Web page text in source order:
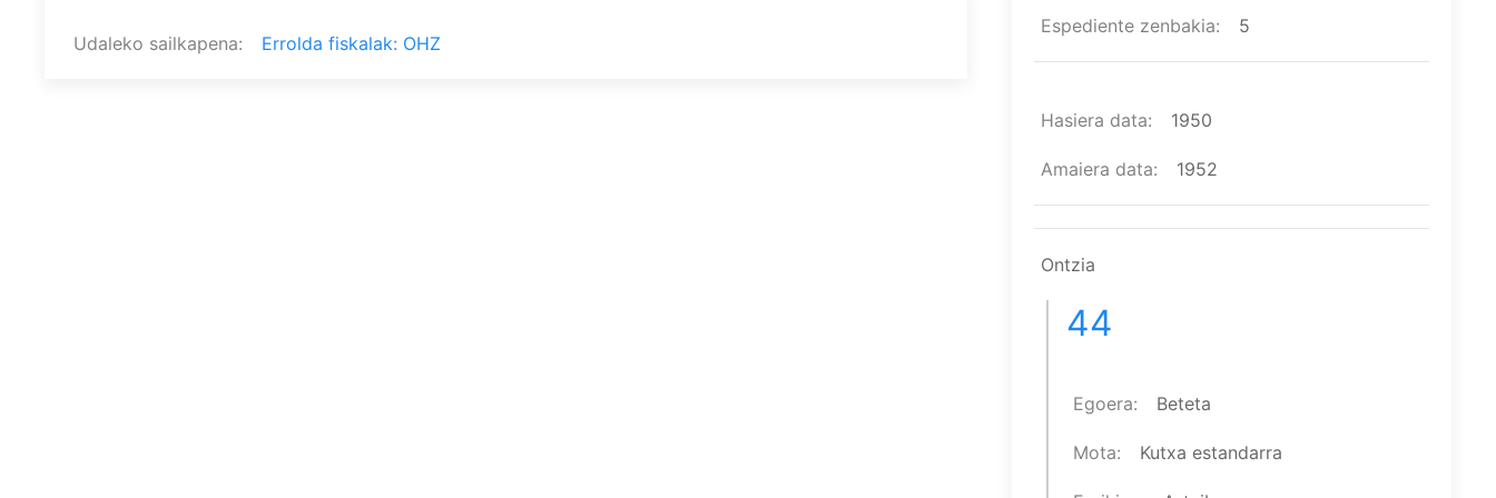
Udaleko sailkapena Errolda fiskalak: OHZ
Espediente zenbakia 5
Hasiera data 1950
Amaiera data 1952
Ontzia
44
Egoera Beteta
Mota Kutxa estandarra